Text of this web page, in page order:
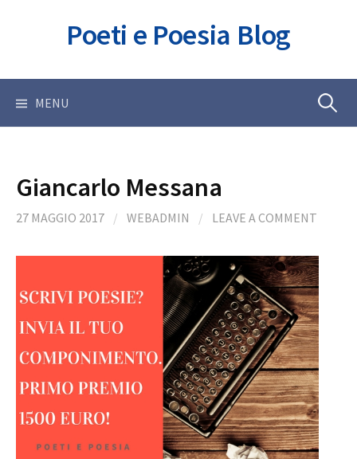
Poeti e Poesia Blog
MENU Ricerca
Giancarlo Messana
27 MAGGIO 2017 / WEBADMIN / LEAVE A COMMENT